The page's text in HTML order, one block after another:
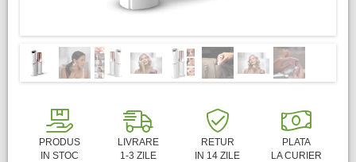
PRODUS
IN STOC
LIVRARE
1-3 ZILE
RETUR
IN 14 ZILE
PLATA
LA CURIER